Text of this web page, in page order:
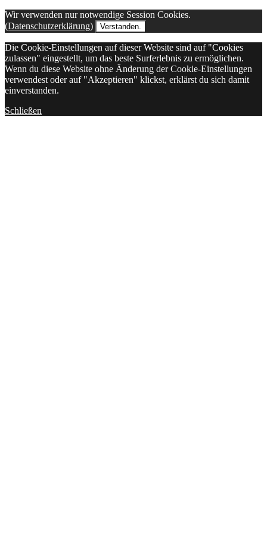
Wir verwenden nur notwendige Session Cookies.
(Datenschutzerklärung)
Verstanden.
Die Cookie-Einstellungen auf dieser Website sind auf "Cookies
zulassen" eingestellt, um das beste Surferlebnis zu ermöglichen.
Wenn du diese Website ohne Änderung der Cookie-Einstellungen
verwendest oder auf "Akzeptieren" klickst, erklärst du sich damit
einverstanden.
Schließen